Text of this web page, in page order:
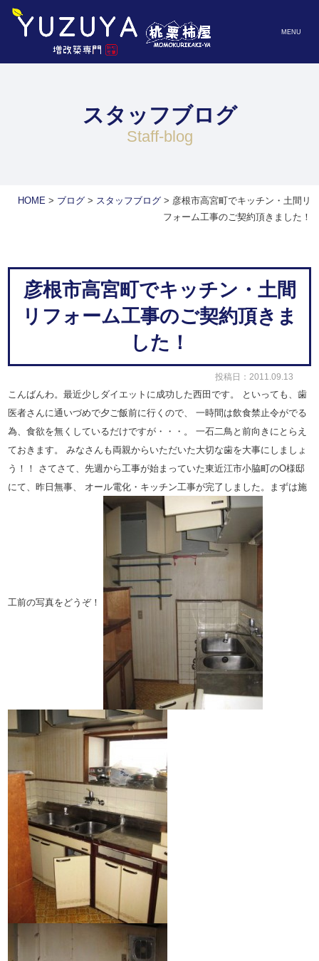
MENU
スタッフブログ
staff-blog
HOME> ブログ> スタッフブログ> 彦根市高宮町でキッチン・土間リ
フォーム工事のご契約頂きました！
彦根市高宮町でキッチン・土間
リフォーム工事のご契約頂きま
した！
投稿日：2011.09.13
こんばんわ。最近少しダイエットに成功した西田です。 といっても、歯
医者さんに通いづめで夕ご飯前に行くので、
一時間は飲食禁止令がでる
為、食欲を無くしているだけですが・・・。
一石二鳥と前向きにとらえ
ておきます。
みなさんも両親からいただいた大切な歯を大事にしましょ
う！！
さてさて、先週から工事が始まっていた東近江市小脇町のO様邸
にて、昨日無事、
オール電化・キッチン工事が完了しました。まずは施
工前の写真をどうぞ！